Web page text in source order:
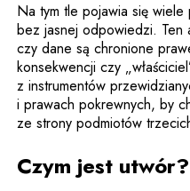
Na tym tle pojawia się
bez jasnej odpowiedzi. Ten
czy dane są chronione
konsekwencji czy
z instrumentów
i prawach pokrewnych, by
ze strony podmiotów
Czym jest utwór?